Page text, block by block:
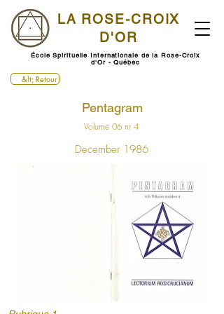
LA ROSE-CROIX
D'OR
École Spirituelle Internationale de la Rose-Croix
d'Or - Québec
&lt; Retour
Pentagram
Volume 06 nr 4
December 1986